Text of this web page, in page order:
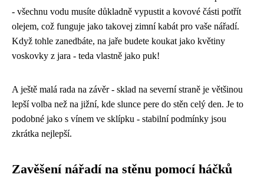
- všechnu vodu musíte důkladně vypustit a kovové části potřít
olejem, což funguje jako takovej zimní kabát pro vaše nářadí.
Když tohle zanedbáte, na jaře budete koukat jako květiny
voskovky z jara - teda vlastně jako puk!
A ještě malá rada na závěr - sklad na severní straně je většinou
lepší volba než na jižní, kde slunce pere do stěn celý den. Je to
podobné jako s vínem ve sklípku - stabilní podmínky jsou
zkrátka nejlepší.
Zavěšení nářadí na stěnu pomocí háčků